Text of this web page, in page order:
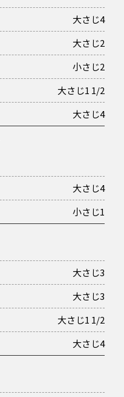
大さじ4
大さじ2
小さじ2
大さじ1 1/2
大さじ4
大さじ4
小さじ1
大さじ3
大さじ3
大さじ1 1/2
大さじ4